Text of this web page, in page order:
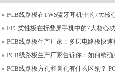
PCB线路板在TWS蓝牙耳机中的7大核
FPC柔性板在折叠屏手机中的7大核心
PCB线路板生产厂家：多层电路板快速
PCB线路板生产厂家告诉你：如何精确
PCB线路板方孔和圆孔有什么区别？